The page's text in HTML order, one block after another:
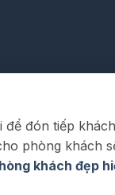
đón tiếp
phòng khách
khách đẹp